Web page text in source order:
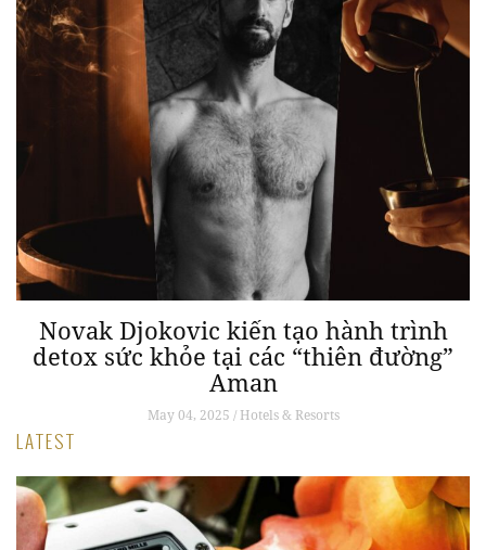
Novak Djokovic kiến tạo hành trình
detox sức khỏe tại các “thiên đường”
Aman
May 04, 2025 / Hotels & Resorts
LATEST